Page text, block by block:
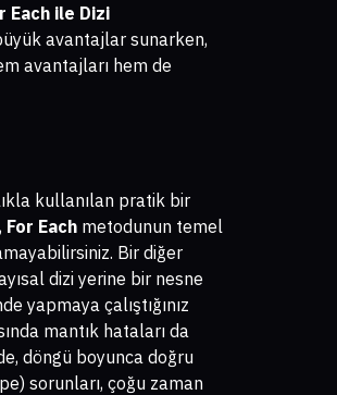
Each ile Dizi
avantajlar sunarken,
avantajları hem de
kullanılan pratik bir
For Each metodunun temel
Bir diğer
dizi yerine bir nesne
yapmaya çalıştığınız
mantık hataları da
döngü boyunca doğru
sorunları, çoğu zaman